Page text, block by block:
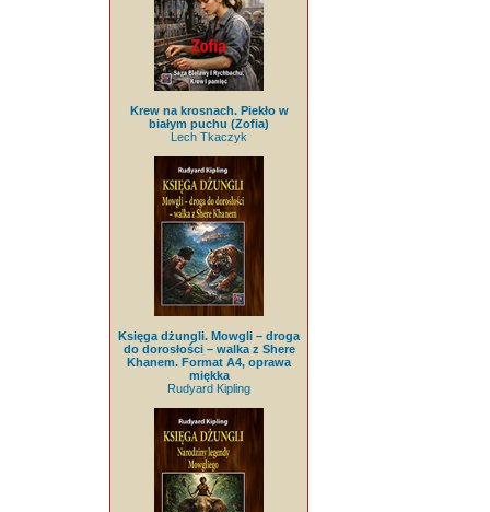
Krew na krosnach. Piekło w
białym puchu (Zofia)
Lech Tkaczyk
Księga dżungli. Mowgli – droga
do dorosłości – walka z Shere
Khanem. Format A4, oprawa
miękka
Rudyard Kipling